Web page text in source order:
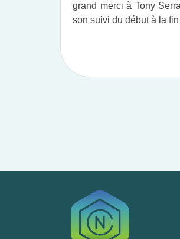
grand merci à Tony
son suivi du début à la